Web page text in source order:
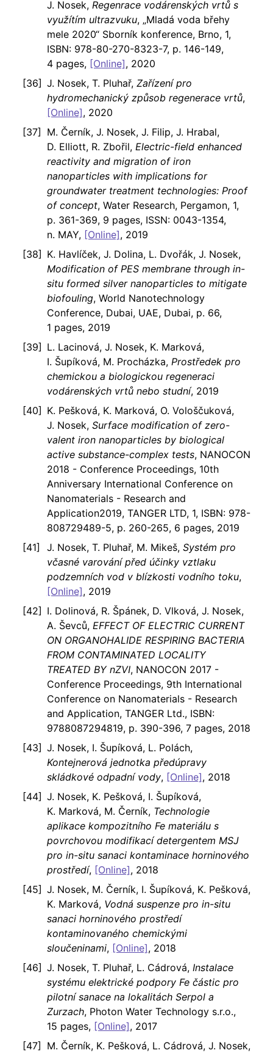
J. Nosek, Regenrace vodárenských vrtů s
využítím ultrazvuku, „Mladá voda břehy
mele 2020“ Sborník konference, Brno, 1,
ISBN: 978-80-270-8323-7, p. 146-149,
4 pages, [Online], 2020
J. Nosek, T. Pluhař, Zařízení pro
hydromechanický způsob regenerace vrtů,
[Online], 2020
M. Černík, J. Nosek, J. Filip, J. Hrabal,
D. Elliott, R. Zbořil, Electric-field enhanced
reactivity and migration of iron
nanoparticles with implications for
groundwater treatment technologies: Proof
of concept, Water Research, Pergamon, 1,
p. 361-369, 9 pages, ISSN: 0043-1354,
n. MAY, [Online], 2019
K. Havlíček, J. Dolina, L. Dvořák, J. Nosek,
Modification of PES membrane through in-
situ formed silver nanoparticles to mitigate
biofouling, World Nanotechnology
Conference, Dubai, UAE, Dubai, p. 66,
1 pages, 2019
L. Lacinová, J. Nosek, K. Marková,
I. Šupíková, M. Procházka, Prostředek pro
chemickou a biologickou regeneraci
vodárenských vrtů nebo studní, 2019
K. Pešková, K. Marková, O. Vološčuková,
J. Nosek, Surface modification of zero-
valent iron nanoparticles by biological
active substance-complex tests, NANOCON
2018 - Conference Proceedings, 10th
Anniversary International Conference on
Nanomaterials - Research and
Application2019, TANGER LTD, 1, ISBN: 978-
808729489-5, p. 260-265, 6 pages, 2019
J. Nosek, T. Pluhař, M. Mikeš, Systém pro
včasné varování před účinky vztlaku
podzemních vod v blízkosti vodního toku,
[Online], 2019
I. Dolinová, R. Špánek, D. Vlková, J. Nosek,
A. Ševců, EFFECT OF ELECTRIC CURRENT
ON ORGANOHALIDE RESPIRING BACTERIA
FROM CONTAMINATED LOCALITY
TREATED BY nZVI, NANOCON 2017 -
Conference Proceedings, 9th International
Conference on Nanomaterials - Research
and Application, TANGER Ltd., ISBN:
9788087294819, p. 390-396, 7 pages, 2018
J. Nosek, I. Šupíková, L. Polách,
Kontejnerová jednotka předúpravy
skládkové odpadní vody, [Online], 2018
J. Nosek, K. Pešková, I. Šupíková,
K. Marková, M. Černík, Technologie
aplikace kompozitního Fe materiálu s
povrchovou modifikací detergentem MSJ
pro in-situ sanaci kontaminace horninového
prostředí, [Online], 2018
J. Nosek, M. Černík, I. Šupíková, K. Pešková,
K. Marková, Vodná suspenze pro in-situ
sanaci horninového prostředí
kontaminovaného chemickými
sloučeninami, [Online], 2018
J. Nosek, T. Pluhař, L. Cádrová, Instalace
systému elektrické podpory Fe částic pro
pilotní sanace na lokalitách Serpol a
Zurzach, Photon Water Technology s.r.o.,
15 pages, [Online], 2017
M. Černík, K. Pešková, L. Cádrová, J. Nosek,